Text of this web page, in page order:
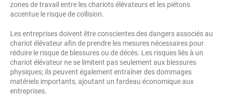
zones de travail entre les chariots élévateurs et les piétons
accentue le risque de collision.
Les entreprises doivent être conscientes des dangers associés au
chariot élévateur afin de prendre les mesures nécessaires pour
réduire le risque de blessures ou de décès. Les risques liés à un
chariot élévateur ne se limitent pas seulement aux blessures
physiques; ils peuvent également entraîner des dommages
matériels importants, ajoutant un fardeau économique aux
entreprises.